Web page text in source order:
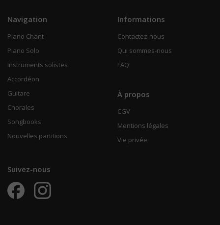
Navigation
Piano Chant
Piano Solo
Instruments solistes
Accordéon
Guitare
Chorales
Songbooks
Nouvelles partitions
Informations
Contactez-nous
Qui sommes-nous
FAQ
À propos
CGV
Mentions légales
Vie privée
Suivez-nous